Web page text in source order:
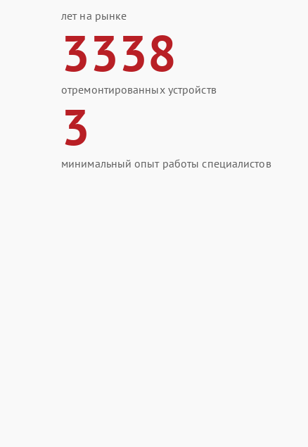
лет на рынке
3338
отремонтированных устройств
3
минимальный опыт работы специалистов